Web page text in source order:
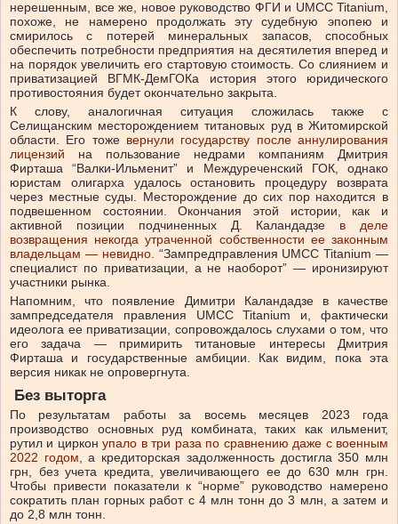
нерешенным, все же, новое руководство ФГИ и UMCC Titanium,
похоже, не намерено продолжать эту судебную эпопею и
смирилось с потерей минеральных запасов, способных
обеспечить потребности предприятия на десятилетия вперед и
на порядок увеличить его стартовую стоимость. Со слиянием и
приватизацией ВГМК-ДемГОКа история этого юридического
противостояния будет окончательно закрыта.
К слову, аналогичная ситуация сложилась также с
Селищанским месторождением титановых руд в Житомирской
области. Его тоже вернули государству после аннулирования
лицензий на пользование недрами компаниям Дмитрия
Фирташа “Валки-Ильменит” и Междуреченский ГОК, однако
юристам олигарха удалось остановить процедуру возврата
через местные суды. Месторождение до сих пор находится в
подвешенном состоянии. Окончания этой истории, как и
активной позиции подчиненных Д. Каландадзе в деле
возвращения некогда утраченной собственности ее законным
владельцам — невидно. “Зампредправления UMCC Titanium —
специалист по приватизации, а не наоборот” — иронизируют
участники рынка.
Напомним, что появление Димитри Каландадзе в качестве
зампредседателя правления UMCC Titanium и, фактически
идеолога ее приватизации, сопровождалось слухами о том, что
его задача — примирить титановые интересы Дмитрия
Фирташа и государственные амбиции. Как видим, пока эта
версия никак не опровергнута.
Без выторга
По результатам работы за восемь месяцев 2023 года
производство основных руд комбината, таких как ильменит,
рутил и цирконупало в три раза по сравнению даже с военным
2022 годом , а кредиторская задолженность достигла 350 млн
грн, без учета кредита, увеличивающего ее до 630 млн грн.
Чтобы привести показатели к “норме” руководство намерено
сократить план горных работ с 4 млн тонн до 3 млн, а затем и
до 2,8 млн тонн.